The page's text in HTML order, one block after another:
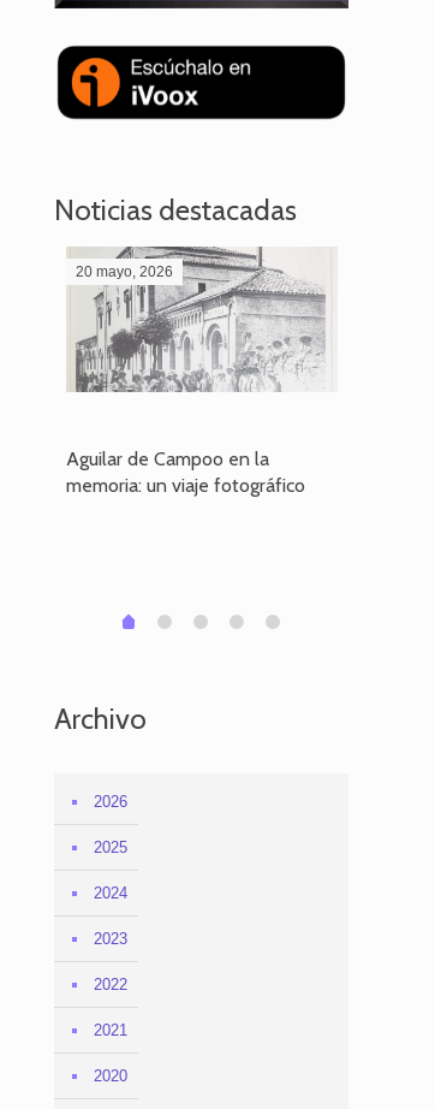
Noticias destacadas
20 mayo, 2026
Aguilar de Campoo en la
memoria: un viaje fotográfico
0 1 2 3 4
Archivo
2026
2025
2024
2023
2022
2021
2020